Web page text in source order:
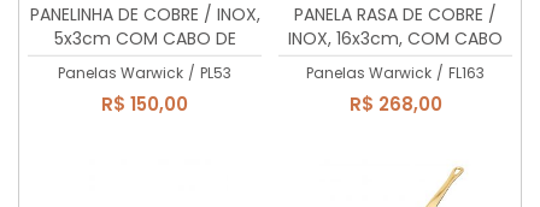
PANELINHA DE COBRE / INOX,
5x3cm COM CABO DE
LATÃO MACIÇO, 60ml
Panelas Warwick / PL53
R$ 150,00
PANELA RASA DE COBRE /
INOX, 16x3cm, COM CABO
DE LATÃO MACIÇO, 500ml.
Panelas Warwick / FL163
R$ 268,00